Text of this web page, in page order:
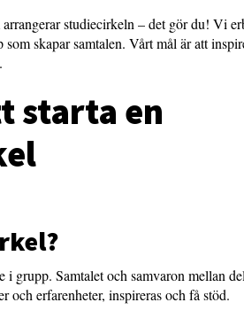
studiecirkeln – det gör du! Vi
skapar samtalen. Vårt mål är att
starta en
grupp. Samtalet och samvaron mellan
och erfarenheter, inspireras och få stöd.